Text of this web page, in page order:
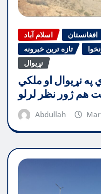
اسلام آباد افغانستان
تازه ترین خبرونه
نړیوال
په نړیوال او ملکي
هم ژور نظر لرلو
Abdullah